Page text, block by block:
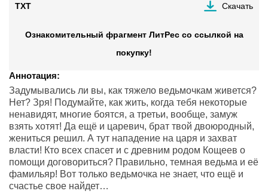
TXT Скачать
Ознакомительный фрагмент ЛитРес со ссылкой на
покупку!
Аннотация:
Задумывались ли вы, как тяжело ведьмочкам живется?
Нет? Зря! Подумайте, как жить, когда тебя некоторые
ненавидят, многие боятся, а третьи, вообще, замуж
взять хотят! Да ещё и царевич, брат твой двоюродный,
жениться решил. А тут нападение на царя и захват
власти! Кто всех спасет и с древним родом Кощеев о
помощи договориться? Правильно, темная ведьма и её
фамильяр! Вот только ведьмочка не знает, что ещё и
счастье свое найдет…